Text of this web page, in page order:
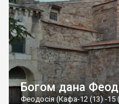
Богом дана
Феодосія (Кафа-12 (13) -15